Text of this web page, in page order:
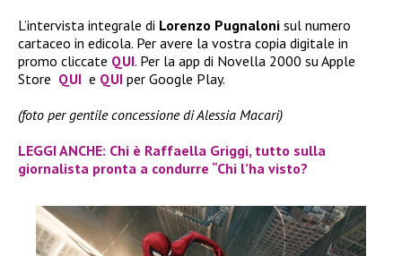
L’intervista integrale di Lorenzo Pugnaloni sul numero
cartaceo in edicola. Per avere la vostra copia digitale in
promo cliccate QUI. Per la app di Novella 2000 su Apple
Store QUI e QUI per Google Play.
(foto per gentile concessione di Alessia Macari)
LEGGI ANCHE: Chi è Raffaella Griggi, tutto sulla
giornalista pronta a condurre “Chi l’ha visto?